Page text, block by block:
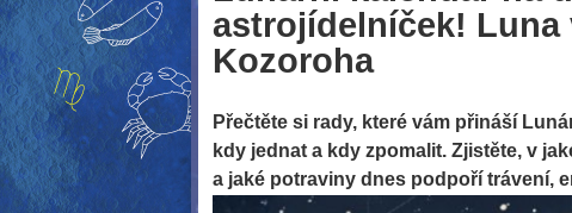
astrojídelníček! Luna
Kozoroha
Přečtěte si rady, které vám přináší
kdy jednat a kdy zpomalit. Zjistěte, v
a jaké potraviny dnes podpoří trávení,